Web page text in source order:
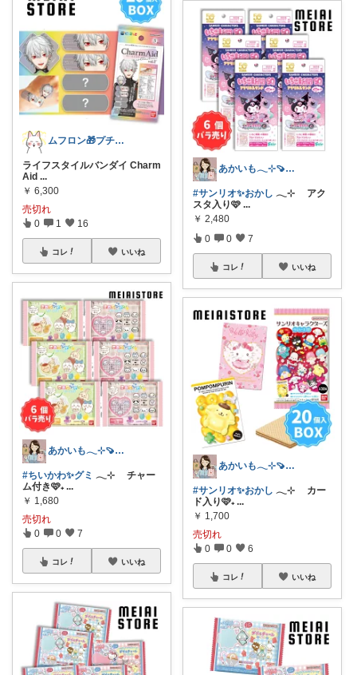
ムフロン🎁プチプラ・セール・マンガ好き
ライフスタイルバンダイ Charm
Aid ...
￥ 6,300
売切れ
0 1 16
コレ いいね
あかいも𓂃⊹🍠8月もよろしくです✨
#ちいかわ✨グミ 𓂃⊹ チャー
ム付き🩷₊ ...
￥ 1,680
売切れ
0 0 7
コレ いいね
あかいも𓂃⊹🍠8月もよろしくです✨
#サンリオ✨おかし 𓂃⊹ アク
スタ入り🩷 ...
￥ 2,480
0 0 7
コレ いいね
あかいも𓂃⊹🍠8月もよろしくです✨
#サンリオ✨おかし 𓂃⊹ カー
ド入り🩷₊ ...
￥ 1,700
売切れ
0 0 6
コレ いいね